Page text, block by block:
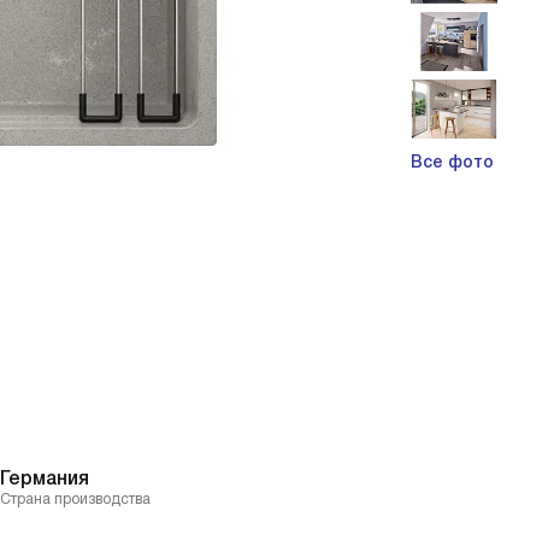
Все фото
Германия
Страна производства